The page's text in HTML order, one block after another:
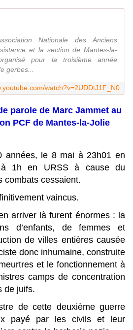
Nationale des Anciens
et la section de Mantes-la-
pour la troisième année
gerbes...
watch?v=2UDDtJ1F_N0
parole de Marc Jammet au
PCF de Mantes-la-Jolie
années, le 8 mai à 23h01 en
1h en URSS à cause du
combats cessaient.
vaincus.
arriver là furent énormes : la
d’enfants, de femmes et
de villes entières causée
donc inhumaine, construite
et le fonctionnement à
camps de concentration
de juifs.
de cette deuxième guerre
payé par les civils et leur